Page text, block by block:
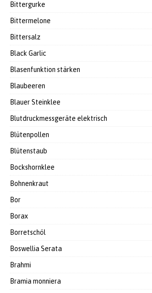
Bittergurke
Bittermelone
Bittersalz
Black Garlic
Blasenfunktion stärken
Blaubeeren
Blauer Steinklee
Blutdruckmessgeräte elektrisch
Blütenpollen
Blütenstaub
Bockshornklee
Bohnenkraut
Bor
Borax
Borretschöl
Boswellia Serata
Brahmi
Bramia monniera